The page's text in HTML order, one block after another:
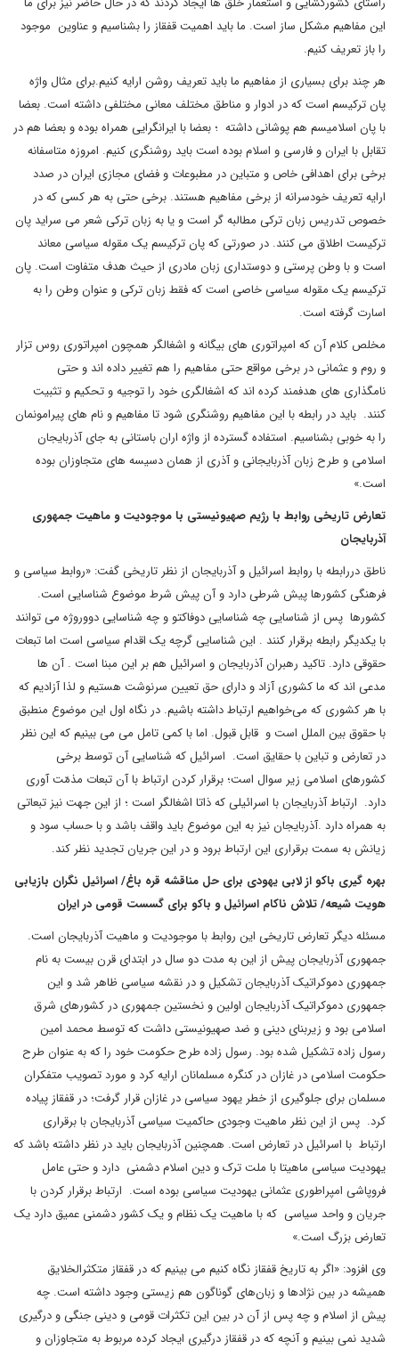
این مفاهیم مشکل ساز است. ما باید اهمیت قفقاز را بشناسیم و عناوین موجود
را باز تعریف کنیم.
هر چند برای بسیاری از مفاهیم ما باید تعریف روشن ارایه کنیم.برای مثال واژه
پان ترکیسم است که در ادوار و مناطق مختلف معانی مختلفی داشته است. بعضا
با پان اسلامیسم هم پوشانی داشته ؛ بعضا با ایرانگرایی همراه بوده و بعضا هم در
تقابل با ایران و فارسی و اسلام بوده است باید روشنگری کنیم. امروزه متاسفانه
برخی برای اهدافی خاص و متباین در مطبوعات و فضای مجازی ایران در صدد
ارایه تعریف خودسرانه از برخی مفاهیم هستند. برخی حتی به هر کسی که در
خصوص تدریس زبان ترکی مطالبه گر است و یا به زبان ترکی شعر می‌ سراید پان
ترکیست اطلاق می کنند. در صورتی که پان ترکیسم یک مقوله سیاسی معاند
است و با وطن پرستی و دوستداری زبان مادری از حیث هدف متفاوت است. پان
ترکیسم یک مقوله سیاسی خاصی است که فقط زبان ترکی و عنوان وطن را به
اسارت گرفته است.
مخلص کلام آن که امپراتوری های بیگانه و اشغالگر همچون امپراتوری روس تزار
و روم و عثمانی در برخی مواقع حتی مفاهیم را هم تغییر داده اند و حتی
نامگذاری های هدفمند کرده اند که اشغالگری خود را توجیه و تحکیم و تثبیت
کنند. باید در رابطه با این مفاهیم روشنگری شود تا مفاهیم و نام های پیرامونمان
را به خوبی بشناسیم. استفاده گسترده از واژه اران باستانی به جای آذربایجان
اسلامی و طرح زبان آذربایجانی و آذری از همان دسیسه های متجاوزان بوده
است.»
تعارض تاریخی روابط با رژیم صهیونیستی با موجودیت و ماهیت جمهوری
آذربایجان
ناطق دررابطه با روابط اسرائیل و آذربایجان از نظر تاریخی گفت: «روابط سیاسی و
فرهنگی کشورها پیش شرطی دارد و آن پیش شرط موضوع شناسایی است.
کشورها پس از شناسایی چه شناسایی دوفاکتو و چه شناسایی دووروژه می توانند
با یکدیگر رابطه برقرار کنند . این شناسایی گرچه یک اقدام سیاسی است اما تبعات
حقوقی دارد. تاکید رهبران آذربایجان و اسرائیل هم بر این مبنا است . آن ها
مدعی اند که ما کشوری آزاد و دارای حق تعیین سرنوشت هستیم و لذا آزادیم که
با هر کشوری که می‌خواهیم ارتباط داشته باشیم. در نگاه اول این موضوع منطبق
با حقوق بین الملل است و قابل قبول. اما با کمی تامل می می بینیم که این نظر
در تعارض و تباین با حقایق است. اسرائیل که شناسایی آن توسط برخی
کشورهای اسلامی زیر سوال است؛ برقرار کردن ارتباط با آن تبعات مذمّت آوری
دارد. ارتباط آذربایجان با اسرائیلی که ذاتا اشغالگر است ؛ از این جهت نیز تبعاتی
به همراه دارد .آذربایجان نیز به این موضوع باید واقف باشد و با حساب سود و
زیانش به سمت برقراری این ارتباط برود و در این جریان تجدید نظر کند.
بهره گیری باکو از لابی یهودی‌ برای حل مناقشه قره باغ/ اسرائیل نگران بازیابی
هویت شیعه/ تلاش ناکام اسرائیل و باکو برای گسست قومی در ایران
مسئله دیگر تعارض تاریخی این روابط با موجودیت و ماهیت آذربایجان است.
جمهوری آذربایجان پیش از این به مدت دو سال در ابتدای قرن بیست به نام
جمهوری دموکراتیک آذربایجان تشکیل و در نقشه سیاسی ظاهر شد و این
جمهوری دموکراتیک آذربایجان اولین و نخستین جمهوری در کشورهای شرق
اسلامی بود و زیربنای دینی و ضد صهیونیستی داشت که توسط محمد امین
رسول زاده تشکیل شده بود. رسول زاده طرح حکومت خود را که به عنوان طرح
حکومت اسلامی در غازان در کنگره مسلمانان ارایه کرد و مورد تصویب متفکران
مسلمان برای جلوگیری از خطر یهود سیاسی در غازان قرار گرفت؛ در قفقاز پیاده
کرد. پس از این نظر ماهیت وجودی حاکمیت سیاسی آذربایجان با برقراری
ارتباط با اسرائیل در تعارض است. همچنین آذربایجان باید در نظر داشته باشد که
یهودیت سیاسی ماهیتا با ملت ترک و دین اسلام دشمنی دارد و حتی عامل
فروپاشی امپراطوری عثمانی یهودیت سیاسی بوده است. ارتباط برقرار کردن با
جریان و واحد سیاسی که با ماهیت یک نظام و یک کشور دشمنی عمیق دارد یک
تعارض بزرگ است.»
وی افزود: «اگر به تاریخ قفقاز نگاه کنیم می بینیم که در قفقاز متکثرالخلایق
همیشه در بین نژادها و زبان‌های گوناگون هم زیستی وجود داشته است. چه
پیش از اسلام و چه پس از آن در بین این تکثرات قومی و دینی جنگی و درگیری
شدید نمی بینیم و آنچه که در قفقاز درگیری ایجاد کرده مربوط به متجاوزان و